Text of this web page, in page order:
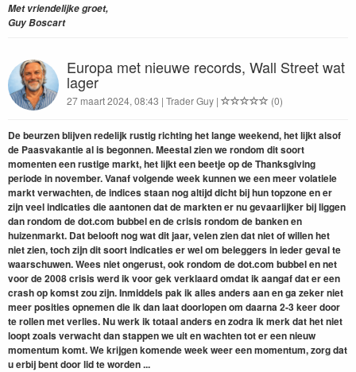
Met vrien­delijke groet,
Guy Boscart
Europa met nieuwe records, Wall Street wat
lager
27 maart 2024, 08:43 | Trader Guy | (0)
De beurzen blijven redelijk rustig richting het lange weekend, het lijkt alsof
de Paasvakantie al is begonnen. Meestal zien we rondom dit soort
momenten een rustige markt, het lijkt een beetje op de Thanksgiving
periode in november. Vanaf volgende week kunnen we een meer volatiele
markt verwachten, de indices staan nog altijd dicht bij hun topzone en er
zijn veel indicaties die aantonen dat de markten er nu gevaarlijker bij liggen
dan rondom de dot.com bubbel en de crisis rondom de banken en
huizenmarkt. Dat belooft nog wat dit jaar, velen zien dat niet of willen het
niet zien, toch zijn dit soort indicaties er wel om beleggers in ieder geval te
waarschuwen. Wees niet ongerust, ook rondom de dot.com bubbel en net
voor de 2008 crisis werd ik voor gek verklaard omdat ik aangaf dat er een
crash op komst zou zijn. Inmiddels pak ik alles anders aan en ga zeker niet
meer posities opnemen die ik dan laat doorlopen om daarna 2-3 keer door
te rollen met verlies. Nu werk ik totaal anders en zodra ik merk dat het niet
loopt zoals verwacht dan stappen we uit en wachten tot er een nieuw
momentum komt. We krijgen komende week weer een momentum, zorg dat
u erbij bent door lid te worden ...